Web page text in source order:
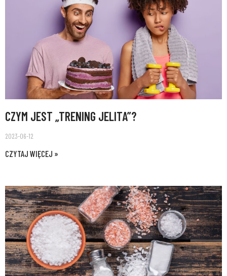
CZYM JEST „TRENING JELITA”?
2023-06-12
CZYTAJ WIĘCEJ »